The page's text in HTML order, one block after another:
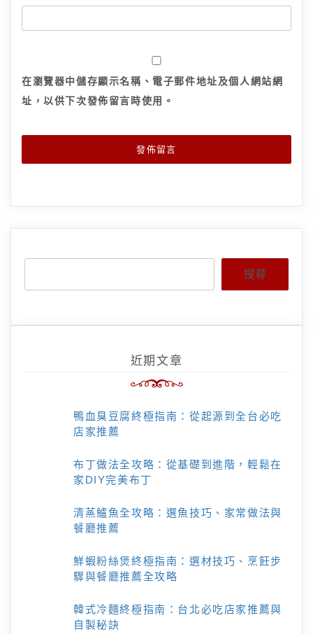
在瀏覽器中儲存顯示名稱、電子郵件地址及個人網站網
址，以供下次發佈留言時使用。
搜尋
近期文章
鴨血臭豆腐終極指南：從起源到全台必吃
店家推薦
布丁做法全攻略：從基礎到進階，輕鬆在
家DIY完美布丁
清蒸鱸魚全攻略：選魚技巧、家常做法與
餐廳推薦
鮮蝦粉絲煲終極指南：選材技巧、烹飪步
驟與餐廳推薦全攻略
韓式冷麵終極指南：台北必吃店家推薦與
自製秘訣